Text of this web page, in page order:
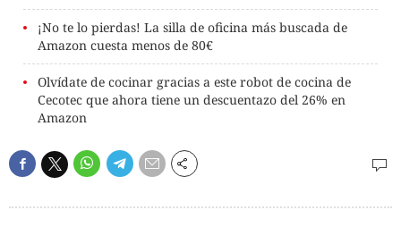
¡No te lo pierdas! La silla de oficina más buscada de
Amazon cuesta menos de 80€
Olvídate de cocinar gracias a este robot de cocina de
Cecotec que ahora tiene un descuentazo del 26% en
Amazon